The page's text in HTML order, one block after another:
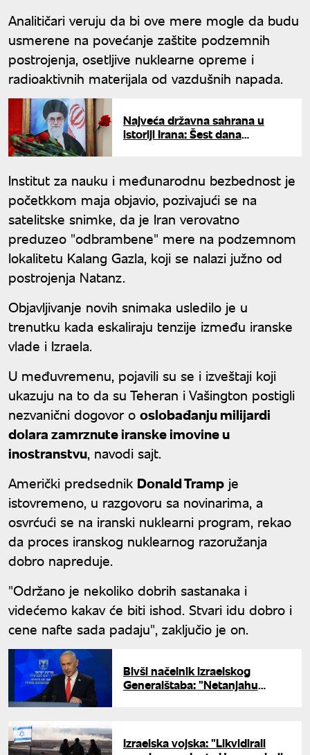
Analitičari veruju da bi ove mere mogle da budu
usmerene na povećanje zaštite podzemnih
postrojenja, osetljive nuklearne opreme i
radioaktivnih materijala od vazdušnih napada.
Najveća državna sahrana u
istoriji Irana: Šest dana
Hamneija
Institut za nauku i međunarodnu bezbednost je
početkkom maja objavio, pozivajući se na
satelitske snimke, da je Iran verovatno
preduzeo "odbrambene" mere na podzemnom
lokalitetu Kalang Gazla, koji se nalazi južno od
postrojenja Natanz.
Objavljivanje novih snimaka usledilo je u
trenutku kada eskaliraju tenzije između iranske
vlade i Izraela.
U međuvremenu, pojavili su se i izveštaji koji
ukazuju na to da su Teheran i Vašington postigli
nezvanični dogovor o oslobađanju milijardi
dolara zamrznute iranske imovine u
inostranstvu, navodi sajt.
Američki predsednik Donald Tramp je
istovremeno, u razgovoru sa novinarima, a
osvrćući se na iranski nuklearni program, rekao
da proces iranskog nuklearnog razoružanja
dobro napreduje.
"Održano je nekoliko dobrih sastanaka i
videćemo kakav će biti ishod. Stvari idu dobro i
cene nafte sada padaju", zaključio je on.
Bivši načelnik izraelskog
Generalštaba: "Netanjahu
Izraelska vojska: "Likvidirali